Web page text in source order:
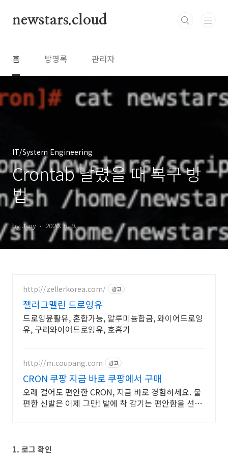
newstars.cloud
홈 방명록 관리자
IT/System Engineering
Crontab 날렸을 때 복구 방
법
by Jany 2020. 6. 9.
http://zellerkorea.com/ 광고
젤러그멜린 드로잉유
드로잉윤활유, 혼합가능, 알루미늄합금, 와이어드로잉
유, 구리와이어드로잉유, 호흡기
http://m.coupang.com 광고
CRON 쿠팡 지금 바로 쿠팡에서 구매
오래 걸어도 편안한 CRON, 지금 바로 경험하세요. 불
편한 신발은 이제 그만! 발에 착 감기는 편안함을 선물
1. 로그 확인